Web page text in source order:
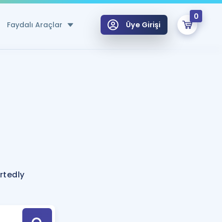
Faydalı Araçlar
Hesaplama Aracı
için Öneriler
Tek Takvimde
Üye Girişi
0
Hoca ile seni sınava hazırlayacak onlarca eğitim seni bekliyor!